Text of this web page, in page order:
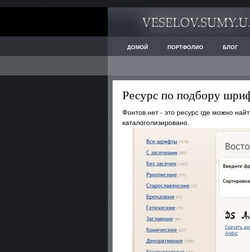
ДОМОЙ ПОРТФОЛИО БЛОГ
Ресурс по подбору
Фонтов.нет - это ресурс где можно
каталоголизировано.